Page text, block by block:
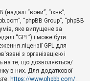
“вони”, “їхнє”,
“phpBB Group”, “phpBB
яке випущене за
“GPL”) і може бути
ліцензії GPL для
з організацією і
на те, що дозволяється/
в них. Для додаткової
https://www.phpbb.com/.